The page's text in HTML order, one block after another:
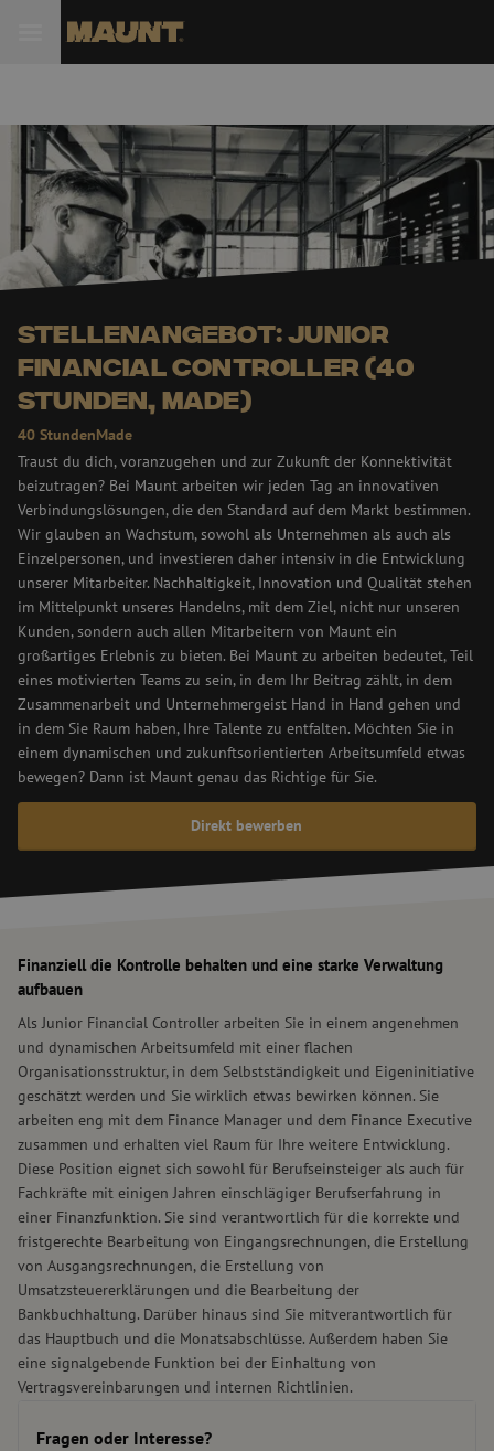
Stellenangebot: Junior
Financial Controller (40
Stunden, Made)
40 StundenMade
Traust du dich, voranzugehen und zur Zukunft der Konnektivität
beizutragen? Bei Maunt arbeiten wir jeden Tag an innovativen
Verbindungslösungen, die den Standard auf dem Markt bestimmen.
Wir glauben an Wachstum, sowohl als Unternehmen als auch als
Einzelpersonen, und investieren daher intensiv in die Entwicklung
unserer Mitarbeiter. Nachhaltigkeit, Innovation und Qualität stehen
im Mittelpunkt unseres Handelns, mit dem Ziel, nicht nur unseren
Kunden, sondern auch allen Mitarbeitern von Maunt ein
großartiges Erlebnis zu bieten. Bei Maunt zu arbeiten bedeutet, Teil
eines motivierten Teams zu sein, in dem Ihr Beitrag zählt, in dem
Zusammenarbeit und Unternehmergeist Hand in Hand gehen und
in dem Sie Raum haben, Ihre Talente zu entfalten. Möchten Sie in
einem dynamischen und zukunftsorientierten Arbeitsumfeld etwas
bewegen? Dann ist Maunt genau das Richtige für Sie.
Direkt bewerben
Finanziell die Kontrolle behalten und eine starke Verwaltung
aufbauen
Als Junior Financial Controller arbeiten Sie in einem angenehmen
und dynamischen Arbeitsumfeld mit einer flachen
Organisationsstruktur, in dem Selbstständigkeit und Eigeninitiative
geschätzt werden und Sie wirklich etwas bewirken können. Sie
arbeiten eng mit dem Finance Manager und dem Finance Executive
zusammen und erhalten viel Raum für Ihre weitere Entwicklung.
Diese Position eignet sich sowohl für Berufseinsteiger als auch für
Fachkräfte mit einigen Jahren einschlägiger Berufserfahrung in
einer Finanzfunktion. Sie sind verantwortlich für die korrekte und
fristgerechte Bearbeitung von Eingangsrechnungen, die Erstellung
von Ausgangsrechnungen, die Erstellung von
Umsatzsteuererklärungen und die Bearbeitung der
Bankbuchhaltung. Darüber hinaus sind Sie mitverantwortlich für
das Hauptbuch und die Monatsabschlüsse. Außerdem haben Sie
eine signalgebende Funktion bei der Einhaltung von
Vertragsvereinbarungen und internen Richtlinien.
Kollegen begleitet und unterstützt.
Fragen oder Interesse?